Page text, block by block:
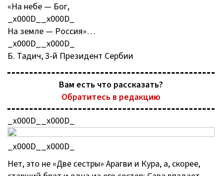
«На небе — Бог,
_x000D__x000D_
На земле — Россия»…
_x000D__x000D_
Б. Тадич,3-й Президент Сербии
_x000D__x000D_
_x000D__x000D_
Нет, это не «Две сестры» Арагви и Кура, а, скорее,
Вам есть что рассказать?
Обратитесь в редакцию